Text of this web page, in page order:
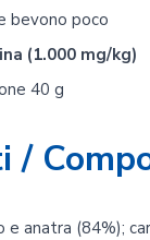
bevono poco
(1.000 mg/kg)
40 g
/
anatra (84%);